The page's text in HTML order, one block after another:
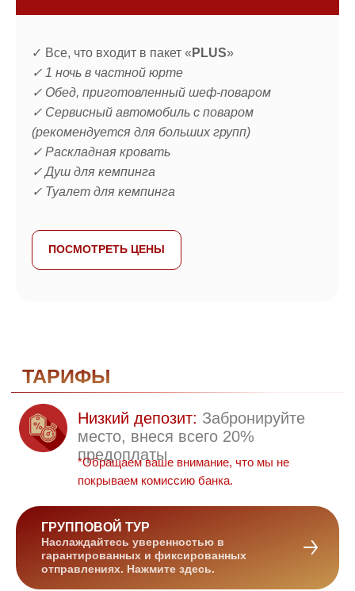
✓ Все, что входит в пакет « PLUS»
✓ 1 ночь в частной юрте
✓ Обед, приготовленный шеф-поваром
✓ Сервисный автомобиль с поваром
(рекомендуется для больших групп)
✓ Раскладная кровать
✓ Душ для кемпинга
✓ Туалет для кемпинга
ПОСМОТРЕТЬ ЦЕНЫ
ГРУППОВОЙ ТУР
Наслаждайтесь уверенностью в
гарантированных и фиксированных
отправлениях. Нажмите здесь.
ФОРМА БРОНИРОВАНИЯ
+7
Детали поездки
Туристический пакет:
Количество туристов:
+